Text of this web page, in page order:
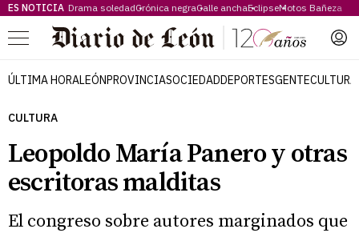
ES NOTICIA Drama soledadCrónica negraCalle anchaEclipseMotos Bañeza
Menú
ÚLTIMA HORALEÓNPROVINCIASOCIEDADDEPORTESGENTECULTURA
CULTURA
Leopoldo María Panero y otras
escritoras malditas
El congreso sobre autores marginados que